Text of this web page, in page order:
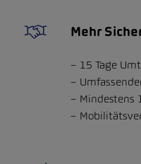
Mehr
15 Tage
Mindestens